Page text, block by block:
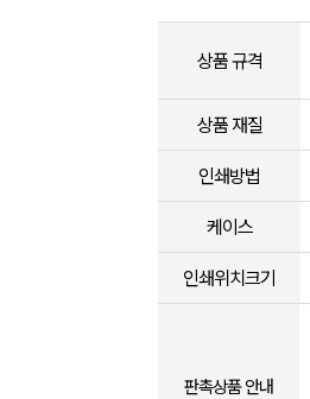
상품 규격
상품 재질
인쇄방법
케이스
인쇄위치크기
판촉상품 안내